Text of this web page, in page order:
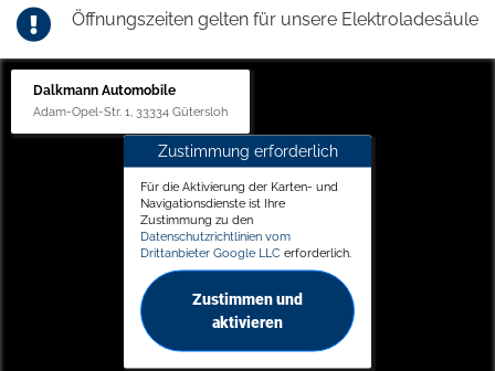
Öffnungszeiten gelten für unsere Elektroladesäule
Dalkmann Automobile
Adam-Opel-Str. 1, 33334 Gütersloh
Zustimmung erforderlich
Für die Aktivierung der Karten- und
Navigationsdienste ist Ihre
Zustimmung zu den
Datenschutzrichtlinien vom
Drittanbieter Google LLC erforderlich.
Zustimmen und
aktivieren